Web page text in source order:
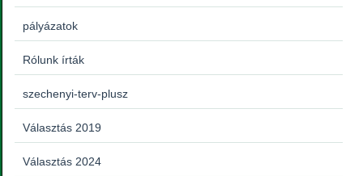
pályázatok
Rólunk írták
szechenyi-terv-plusz
Választás 2019
Választás 2024